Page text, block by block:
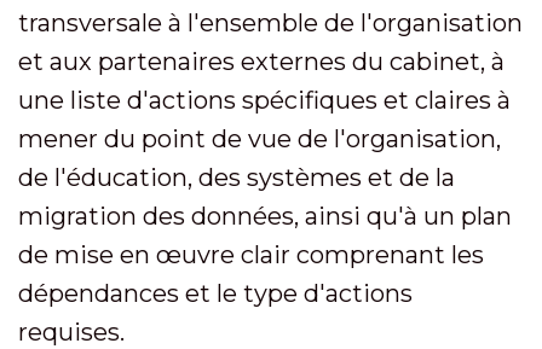
transversale à l'ensemble de l'organisation
et aux partenaires externes du cabinet, à
une liste d'actions spécifiques et claires à
mener du point de vue de l'organisation,
de l'éducation, des systèmes et de la
migration des données, ainsi qu'à un plan
de mise en œuvre clair comprenant les
dépendances et le type d'actions
requises.